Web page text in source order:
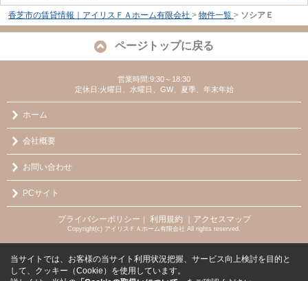
香芝市の賃貸情報｜アイリスＦＡホーム有限会社 > 物件一覧 > ソシアＥ
ページトップに戻る
営業時間:9:30～18:30
定休日:火曜日、水曜日、GW、夏季、年末年始
ホーム
会社概要
お問い合わせ
PCサイト
プライバシーポリシー ｜ 利用規約 ｜アクセスマップ
Copyright(c) アイリスＦＡホーム有限会社 All rights reserved.
当サイトでは、お客様の当サイト利用状況把握、サービス向上検討を目的と
して、クッキー（Cookie）を使用しています。